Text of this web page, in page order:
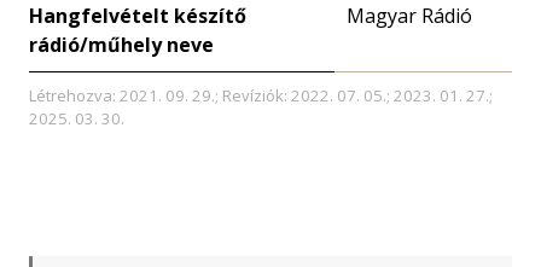
Hangfelvételt készítő
rádió/műhely neve
Magyar Rádió
Létrehozva: 2021. 09. 29.; Revíziók: 2022. 07. 05.; 2023. 01. 27.;
2025. 03. 30.